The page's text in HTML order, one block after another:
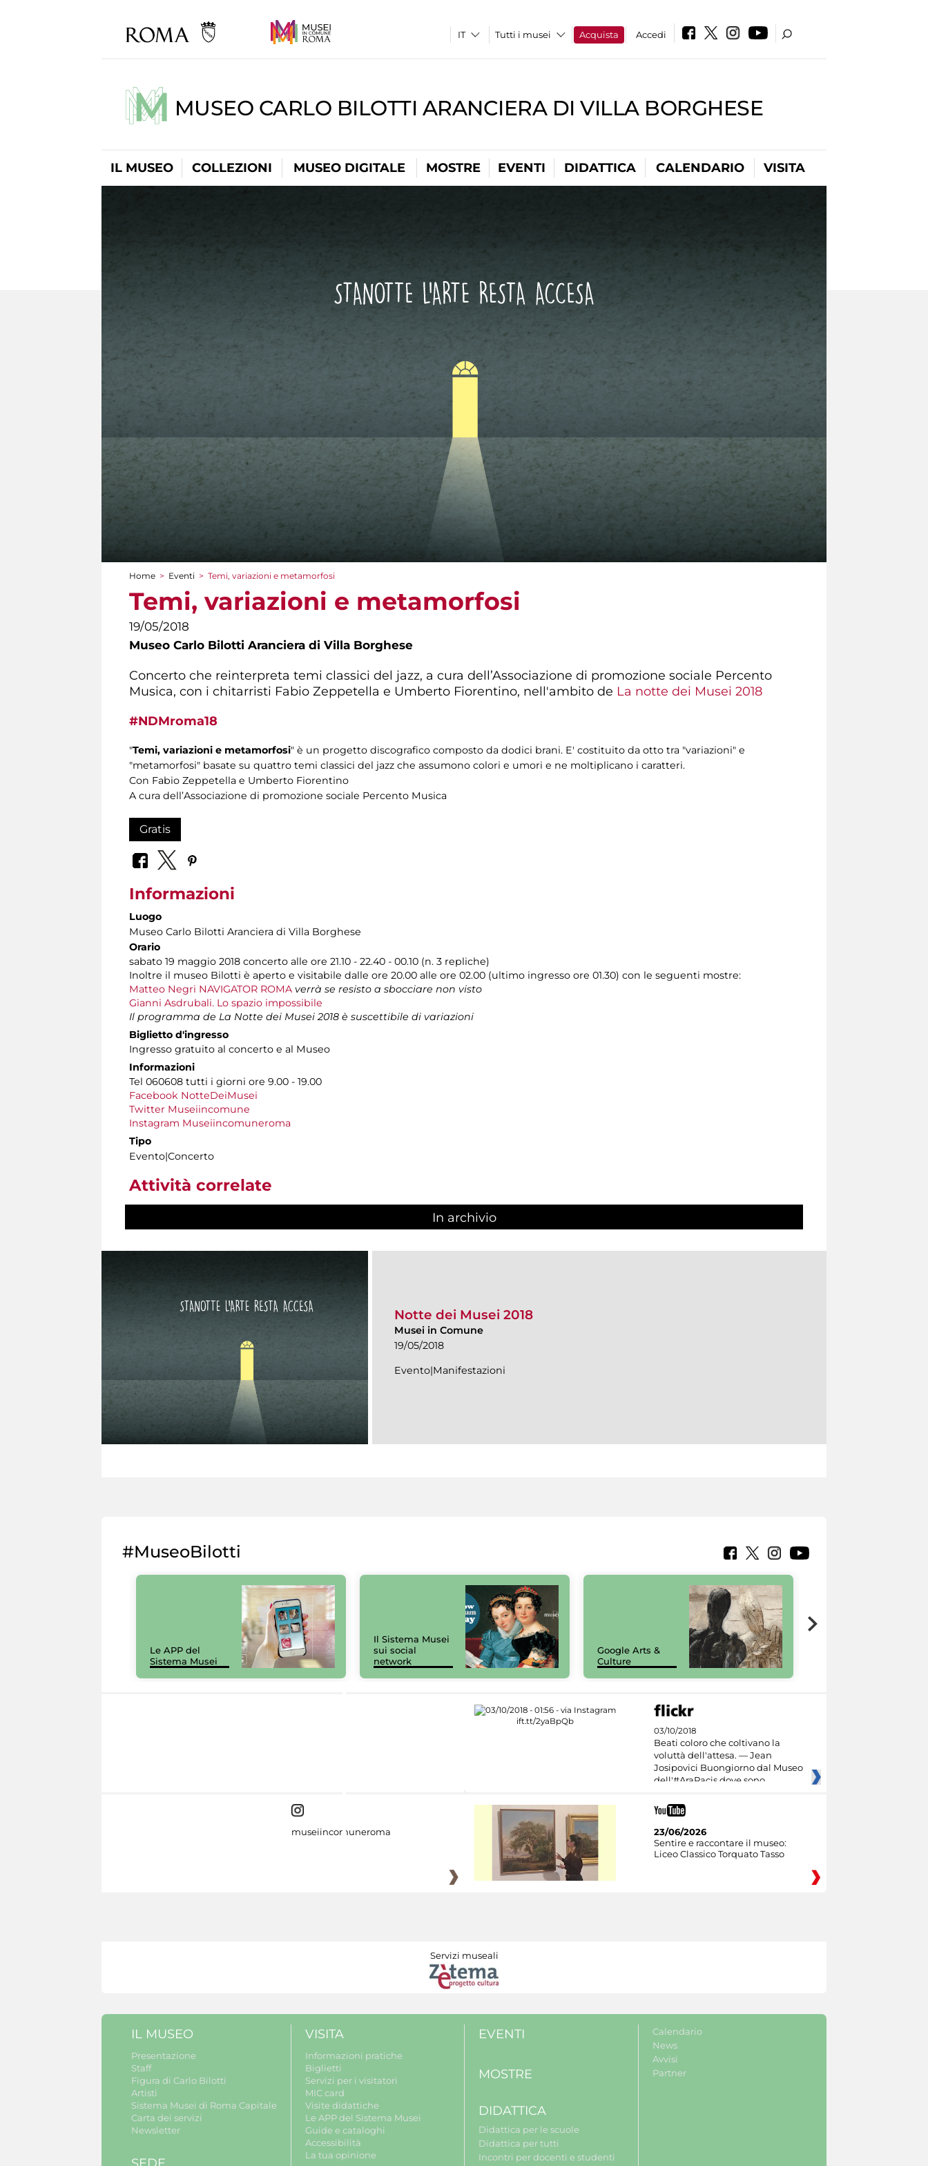
Tutti i musei Acquista Accedi
MUSEO CARLO BILOTTI ARANCIERA DI VILLA BORGHESE
IL MUSEO COLLEZIONI MUSEO DIGITALE MOSTRE EVENTI DIDATTICA CALENDARIO VISITA
Tu sei qui
Home > Eventi > Temi, variazioni e metamorfosi
Temi, variazioni e metamorfosi
19/05/2018
Museo Carlo Bilotti Aranciera di Villa Borghese
Concerto che reinterpreta temi classici del jazz, a cura dell’Associazione di promozione sociale Percento
Musica, con i chitarristi Fabio Zeppetella e Umberto Fiorentino, nell'ambito de La notte dei Musei 2018
#NDMroma18
"Temi, variazioni e metamorfosi" è un progetto discografico composto da dodici brani. E' costituito da otto tra "variazioni" e
"metamorfosi" basate su quattro temi classici del jazz che assumono colori e umori e ne moltiplicano i caratteri.
Con Fabio Zeppetella e Umberto Fiorentino
A cura dell’Associazione di promozione sociale Percento Musica
Gratis
Informazioni
Luogo
Museo Carlo Bilotti Aranciera di Villa Borghese
Orario
sabato 19 maggio 2018 concerto alle ore 21.10 - 22.40 - 00.10 (n. 3 repliche)
Inoltre il museo Bilotti è aperto e visitabile dalle ore 20.00 alle ore 02.00 (ultimo ingresso ore 01.30) con le seguenti mostre:
Matteo Negri NAVIGATOR ROMA verrà se resisto a sbocciare non visto
Gianni Asdrubali. Lo spazio impossibile
Il programma de La Notte dei Musei 2018 è suscettibile di variazioni
Biglietto d'ingresso
Ingresso gratuito al concerto e al Museo
Informazioni
Tel 060608 tutti i giorni ore 9.00 - 19.00
Facebook NotteDeiMusei
Twitter Museiincomune
Instagram Museiincomuneroma
Tipo
Evento|Concerto
Attività correlate
In archivio
Notte dei Musei 2018
Musei in Comune
19/05/2018
Evento|Manifestazioni
#MuseoBilotti
Le APP del
Sistema Musei
Il Sistema Musei
sui social
network
Google Arts &
Culture
03/10/2018
Beati coloro che coltivano la
voluttà dell'attesa. — Jean
Josipovici Buongiorno dal Museo
dell'#AraPacis dove sono
museiincomuneroma
23/06/2026
Sentire e raccontare il museo:
Liceo Classico Torquato Tasso
Servizi museali
IL MUSEO
Presentazione
Staff
Figura di Carlo Bilotti
Artisti
Sistema Musei di Roma Capitale
Carta dei servizi
Newsletter
SEDE
VISITA
Informazioni pratiche
Biglietti
Servizi per i visitatori
MIC card
Visite didattiche
Le APP del Sistema Musei
Guide e cataloghi
Accessibilità
La tua opinione
EVENTI
MOSTRE
DIDATTICA
Didattica per le scuole
Didattica per tutti
Incontri per docenti e studenti
Calendario
News
Avvisi
Partner